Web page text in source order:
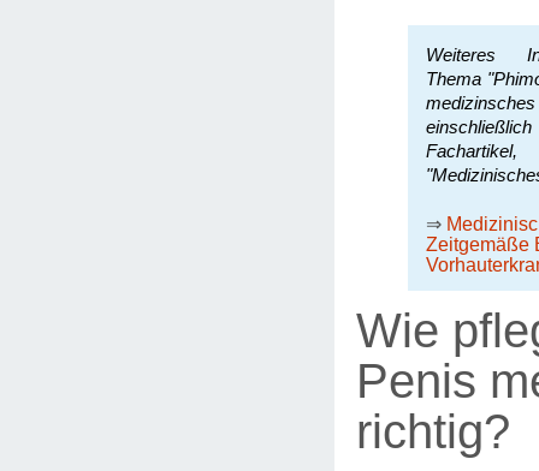
Weiteres
Thema
⇒
Zeitgemäße
Wie
Penis
richtig?